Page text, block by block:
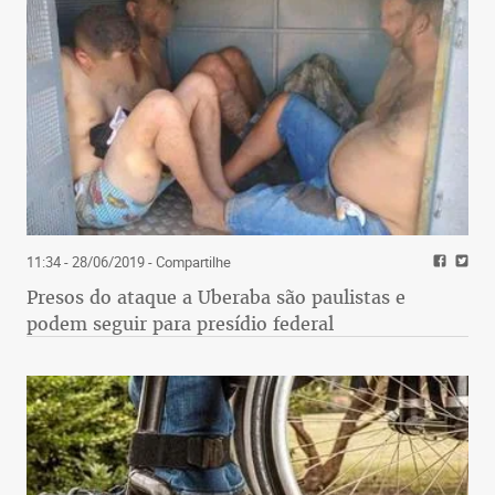
11:34 - 28/06/2019- Compartilhe
Presos do ataque a Uberaba são paulistas e
podem seguir para presídio federal